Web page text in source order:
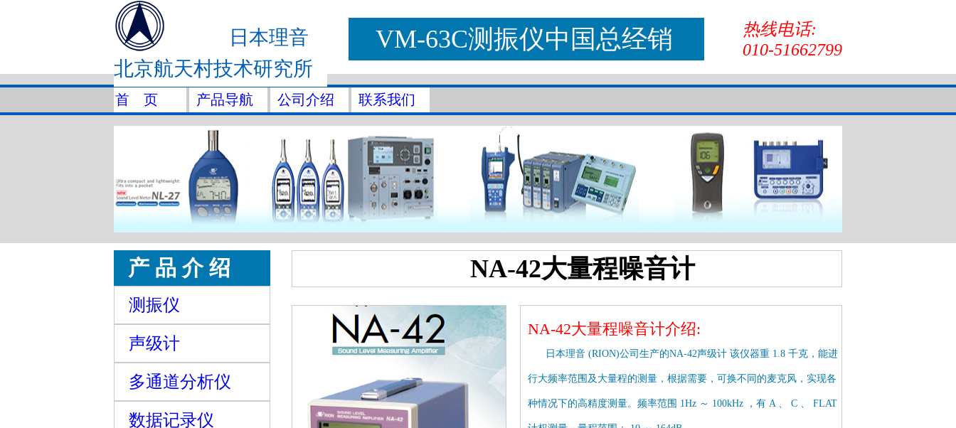
日本理音
北京航天村技术研究所
VM-63C测振仪中国总经销
热线电话:
010-51662799
首 页 产品导航 公司介绍 联系我们
产 品 介 绍
测振仪
声级计
多通道分析仪
数据记录仪
NA-42大量程噪音计
NA-42大量程噪音计介绍:
日本理音 (RION)公司生产的NA-42声级计 该仪器重 1.8 千克，能进
行大频率范围及大量程的测量，根据需要，可换不同的麦克风，实现各
种情况下的高精度测量。频率范围 1Hz ～ 100kHz ，有 A 、 C 、 FLAT